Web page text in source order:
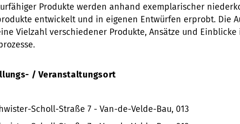
Produkte werden anhand exemplarischer
entwickelt und in eigenen Entwürfen erprobt. Die
Vielzahl verschiedener Produkte, Ansätze und Einblicke
/ Veranstaltungsort
Scholl-Straße 7 - Van-de-Velde-Bau, 013